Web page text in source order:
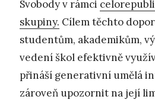
Svobody v rámci
skupiny. Cílem těchto
studentům, akademikům,
vedení škol efektivně
přináší generativní umělá
zároveň upozornit na její